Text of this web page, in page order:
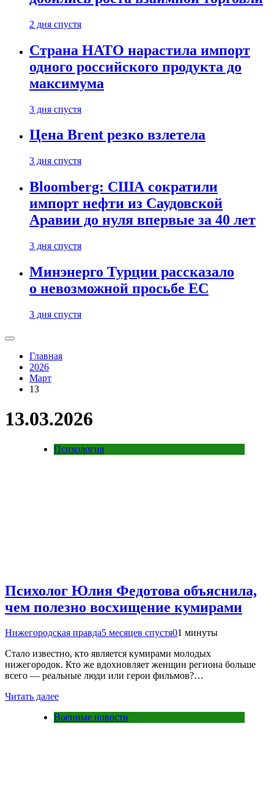
2 дня спустя
Страна НАТО нарастила импорт
одного российского продукта до
максимума
3 дня спустя
Цена Brent резко взлетела
3 дня спустя
Bloomberg: США сократили
импорт нефти из Саудовской
Аравии до нуля впервые за 40 лет
3 дня спустя
Минэнерго Турции рассказало
о невозможной просьбе ЕС
3 дня спустя
Главная
2026
Март
13
13.03.2026
Психология
Психолог Юлия Федотова объяснила,
чем полезно восхищение кумирами
Нижегородская правда5 месяцев спустя01 минуты
Стало известно, кто является кумирами молодых
нижегородок. Кто же вдохновляет женщин региона больше
всего — реальные люди или герои фильмов?…
Читать далее
Военные новости